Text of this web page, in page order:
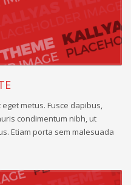
metus. Fusce dapibus,
condimentum nibh, ut
Etiam porta sem malesuada